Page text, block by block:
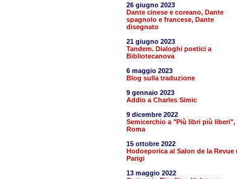
26 giugno 2023
Dante cinese e coreano, Dante
spagnolo e francese, Dante
disegnato
21 giugno 2023
Tandem. Dialoghi poetici a
Bibliotecanova
6 maggio 2023
Blog sulla traduzione
9 gennaio 2023
Addio a Charles Simic
9 dicembre 2022
Semicerchio a "Più libri più liberi",
Roma
15 ottobre 2022
Hodoeporica al Salon de la Revue
Parigi
13 maggio 2022